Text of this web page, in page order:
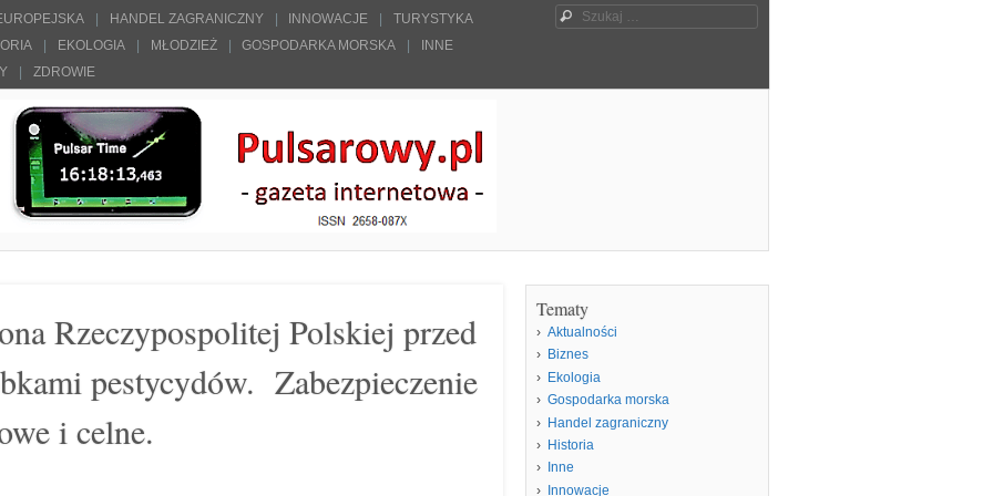
HANDEL ZAGRANICZNY INNOWACJE
TURYSTYKA
EKOLOGIA MŁODZIEŻ GOSPODARKA MORSKA
INNE
ZDROWIE
Szukaj
Rzeczypospolitej Polskiej przed
pestycydów. Zabezpieczenie
i celne.
Tematy
Aktualności
Biznes
Ekologia
Gospodarka morska
Handel zagraniczny
Historia
Inne
Innowacje